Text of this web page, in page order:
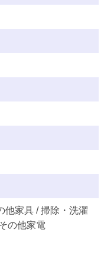
他家具 / 掃除・洗濯
の他家電